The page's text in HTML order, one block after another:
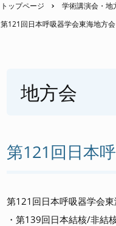
トップページ 学術講演会・地
第121回日本呼吸器学会東海地方会
地方会
第121回日本
第121回日本呼吸器学会
・第139回日本結核/非結